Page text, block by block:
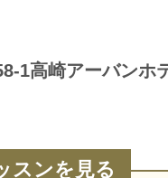
1高崎アーバンホ
スンを見る